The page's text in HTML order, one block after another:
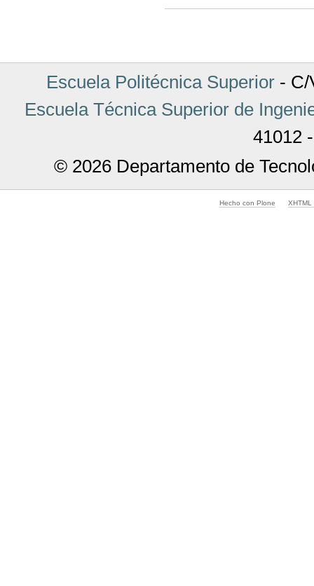
Escuela Politécnica Superior- C/
Escuela Técnica Superior de
41012
© 2026 Departamento de
Hecho con Plone XHTML